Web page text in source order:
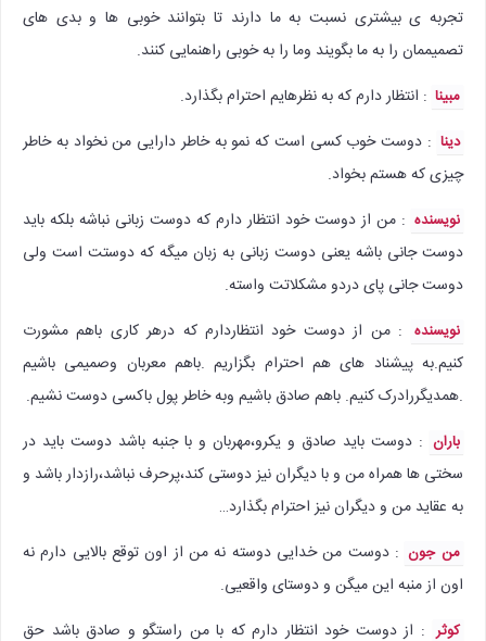
تجربه ی بیشتری نسبت به ما دارند تا بتوانند خوبی ها و بدی های
تصمیممان را به ما بگویند وما را به خوبی راهنمایی کنند.
مبینا : انتظار دارم که به نظرهایم احترام بگذارد.
دینا : دوست خوب کسی است که نمو به خاطر دارایی من نخواد به خاطر
چیزی که هستم بخواد.
نویسنده : من از دوست خود انتظار دارم که دوست زبانی نباشه بلکه باید
دوست جانی باشه یعنی دوست زبانی به زبان میگه که دوستت است ولی
دوست جانی پای دردو مشکلاتت واسته.
نویسنده : من از دوست خود انتظاردارم که درهر کاری باهم مشورت
کنیم.به پیشناد های هم احترام بگزاریم .باهم معربان وصمیمی باشیم
.همدیگررادرک کنیم. باهم صادق باشیم وبه خاطر پول باکسی دوست نشیم.
باران : دوست باید صادق و یکرو،مهربان و با جنبه باشد دوست باید در
سختی ها همراه من و با دیگران نیز دوستی کند،پرحرف نباشد،رازدار باشد و
به عقاید من و دیگران نیز احترام بگذارد…
من جون : دوست من خدایی دوسته نه من از اون توقع بالایی دارم نه
اون از منبه این میگن و دوستای واقعیی.
کوثر : از دوست خود انتظار دارم که با من راستگو و صادق باشد حق